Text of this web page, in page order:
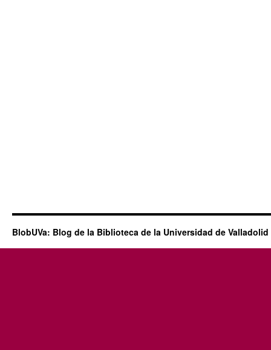
BlobUVa: Blog de la Biblioteca de la Universidad de Valladolid